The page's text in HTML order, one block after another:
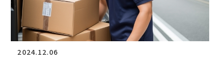
2024.12.06